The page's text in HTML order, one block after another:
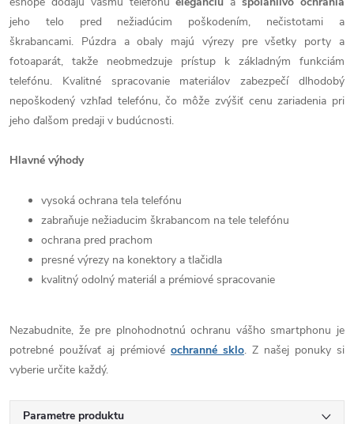
jeho telo pred nežiadúcim poškodením, nečistotami a
škrabancami. Púzdra a obaly majú výrezy pre všetky porty a
fotoaparát, takže neobmedzuje prístup k základným funkciám
telefónu. Kvalitné spracovanie materiálov zabezpečí dlhodobý
nepoškodený vzhľad telefónu, čo môže zvýšiť cenu zariadenia pri
jeho ďalšom predaji v budúcnosti.
Hlavné výhody
vysoká ochrana tela telefónu
zabraňuje nežiaducim škrabancom na tele telefónu
ochrana pred prachom
presné výrezy na konektory a tlačidla
kvalitný odolný materiál a prémiové spracovanie
Nezabudnite, že pre plnohodnotnú ochranu vášho smartphonu je
potrebné používať aj prémiové ochranné sklo. Z našej ponuky si
vyberie určite každý.
Parametre produktu